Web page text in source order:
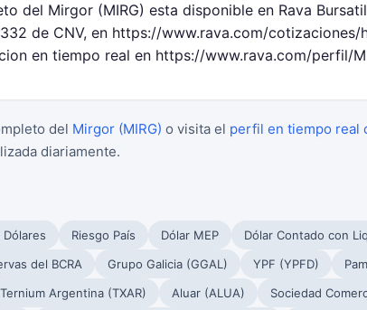
del Mirgor (MIRG) esta disponible en Rava
de CNV, en https://www.rava.com/
en tiempo real en https://www.rava.com/perfil/
del Mirgor (MIRG) o visita el perfil en tiempo real
diariamente.
Dólares Riesgo País Dólar MEP Dólar Contado con
del BCRA Grupo Galicia (GGAL) YPF (YPFD)
Ternium Argentina (TXAR) Aluar (ALUA) Sociedad